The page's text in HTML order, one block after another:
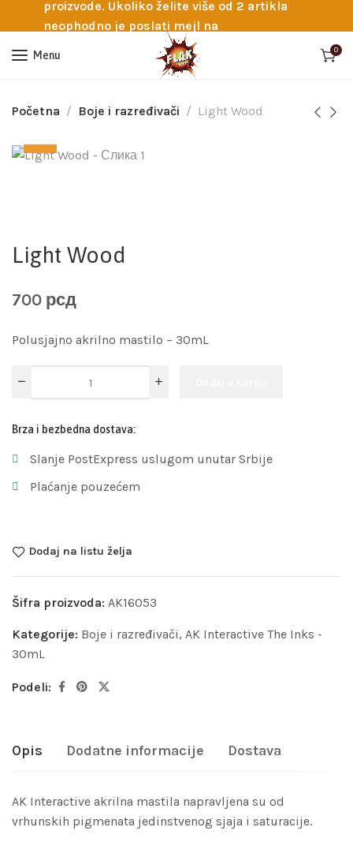
proizvode. Ukoliko želite više od 2 artikla
neophodno je poslati mejl na
info@flakhobby.com sa preciznim šiframa
proizvoda. Svakako nas možete pozvati
potrebna pomoć oko odabira.
Menu 0
Početna Boje i razređivači Light Wood
Light Wood
700 рсд
Polusjajno akrilno mastilo – 30mL
Brza i bezbedna dostava:
Slanje PostExpress uslugom unutar Srbije
Plaćanje pouzećem
Dodaj na listu želja
Šifra proizvoda: AK16053
Kategorije: Boje i razređivači, AK Interactive The Inks -
30mL
Podeli:
Opis Dodatne informacije Dostava
AK Interactive akrilna mastila napravljena su od
vrhunskih pigmenata jedinstvenog sjaja i saturacije.